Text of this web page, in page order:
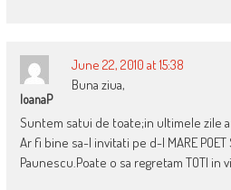
IoanaP
June 22, 2010 at 15:38
Buna ziua,
Suntem satui de toate;in ultimele zile
Ar fi bine sa-l invitati pe d-l MARE POET
Paunescu.Poate o sa regretam TOTI in